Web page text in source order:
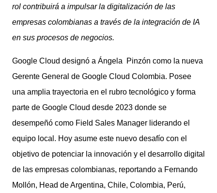
rol contribuirá a impulsar la digitalización de las
empresas colombianas a través de la integración de IA
en sus procesos de negocios.
Google Cloud designó a Ángela Pinzón como la nueva
Gerente General de Google Cloud Colombia. Posee
una amplia trayectoria en el rubro tecnológico y forma
parte de Google Cloud desde 2023 donde se
desempeñó como Field Sales Manager liderando el
equipo local. Hoy asume este nuevo desafío con el
objetivo de potenciar la innovación y el desarrollo digital
de las empresas colombianas, reportando a Fernando
Mollón, Head de Argentina, Chile, Colombia, Perú,